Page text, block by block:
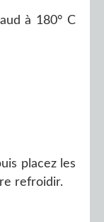
à 180° C
placez les
refroidir.